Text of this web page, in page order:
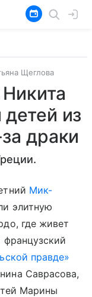
Щеглова
из
драки
Мик-
элитную
где живет
французский
правде»
Саврасова,
Марины